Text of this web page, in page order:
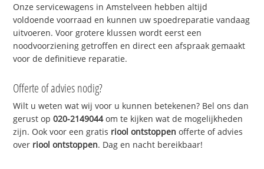
Onze servicewagens in Amstelveen hebben altijd
voldoende voorraad en kunnen uw spoedreparatie vandaag
uitvoeren. Voor grotere klussen wordt eerst een
noodvoorziening getroffen en direct een afspraak gemaakt
voor de definitieve reparatie.
Offerte of advies nodig?
Wilt u weten wat wij voor u kunnen betekenen? Bel ons dan
gerust op020-2149044om te kijken wat de mogelijkheden
zijn. Ook voor een gratis riool ontstoppen offerte of advies
over riool ontstoppen. Dag en nacht bereikbaar!